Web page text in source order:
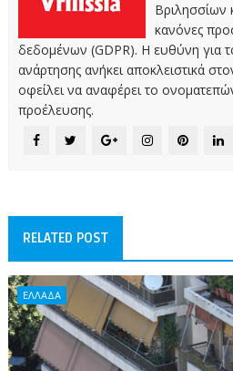
Βριλησσίων
κανόνες
δεδομένων (GDPR). Η ευθύνη για
ανάρτησης ανήκει αποκλειστικά
οφείλει να αναφέρει το
προέλευσης.
RELATED POST
ΕΛΛΑΔΑ